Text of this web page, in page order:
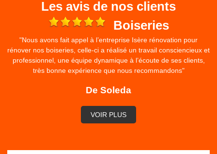
Les avis de nos clients
Boiseries
"Nous avons fait appel à l’entreprise Isère rénovation pour
rénover nos boiseries, celle-ci a réalisé un travail consciencieux et
professionnel, une équipe dynamique à l’écoute de ses clients,
très bonne expérience que nous recommandons"
De Soleda
VOIR PLUS